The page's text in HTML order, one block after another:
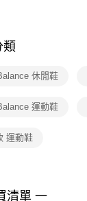
類
休閒鞋
運動鞋
運動鞋
清單 一